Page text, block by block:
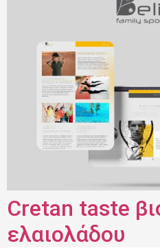
Cretan taste
ελαιολάδου